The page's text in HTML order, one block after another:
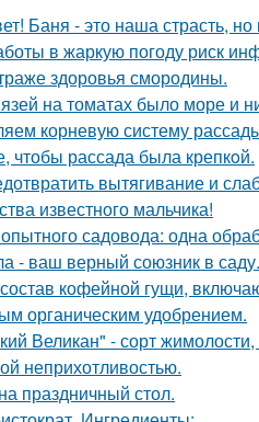
Баня - это наша страсть, но
в жаркую погоду риск
здоровья смородины.
на томатах было море и
корневую систему
чтобы рассада была крепкoй.
вытягивание и
известного мальчика!
садовода: одна
- ваш верный союзник в саду.
кофейной гущи,
органическим удобрением.
Великан" - сорт
неприхотливостью.
праздничный стол.